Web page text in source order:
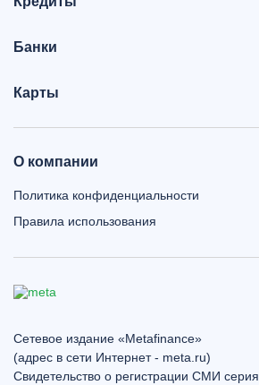
Банки
Карты
О компании
Политика конфиденциальности
Правила использования
Сетевое издание «Metafinance»
(адрес в сети Интернет - meta.ru)
Свидетельство о регистрации СМИ серия